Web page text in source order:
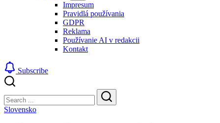
Impresum
Pravidlá používania
GDPR
Reklama
Používanie AI v redakcii
Kontakt
Subscribe
Search
Search
Slovensko